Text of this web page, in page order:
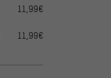
11,99€
11,99€